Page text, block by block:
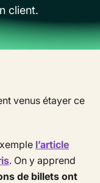
client.
venus étayer ce
l’article
. On y apprend
de billets ont